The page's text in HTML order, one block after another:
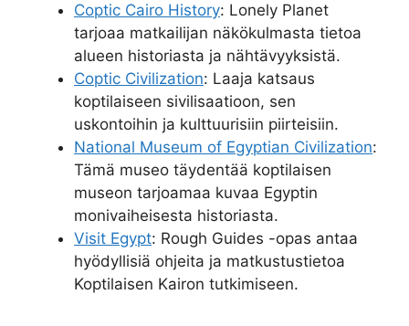
Coptic Cairo History: Lonely Planet
tarjoaa matkailijan näkökulmasta tietoa
alueen historiasta ja nähtävyyksistä.
Coptic Civilization: Laaja katsaus
koptilaiseen sivilisaatioon, sen
uskontoihin ja kulttuurisiin piirteisiin.
National Museum of Egyptian Civilization:
Tämä museo täydentää koptilaisen
museon tarjoamaa kuvaa Egyptin
monivaiheisesta historiasta.
Visit Egypt: Rough Guides -opas antaa
hyödyllisiä ohjeita ja matkustustietoa
Koptilaisen Kairon tutkimiseen.